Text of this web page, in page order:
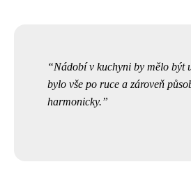
Nádobí v kuchyni by mělo být
bylo vše po ruce a zároveň
harmonicky.